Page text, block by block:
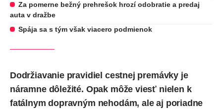
Za pomerne bežný prehrešok hrozí odobratie a predaj
auta v dražbe
Spája sa s tým však viacero podmienok
Dodržiavanie pravidiel cestnej premávky je
náramne dôležité. Opak môže viesť nielen k
fatálnym dopravným nehodám, ale aj poriadne